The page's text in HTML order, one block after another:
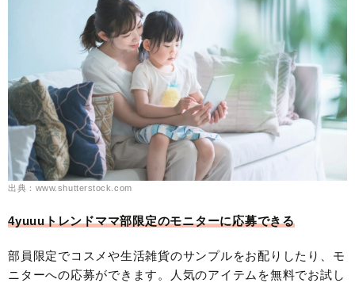
出典：www.shutterstock.com
4yuuuトレンドママ部限定のモニターに応募できる
部員限定でコスメや生活雑貨のサンプルをお配りしたり、モ
ニターへの応募ができます。人気のアイテムを無料でお試し